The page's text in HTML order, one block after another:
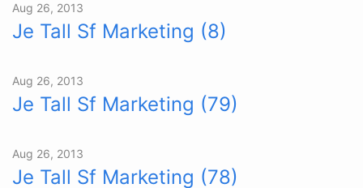
Aug 26, 2013
Je Tall Sf Marketing (8)
Aug 26, 2013
Je Tall Sf Marketing (79)
Aug 26, 2013
Je Tall Sf Marketing (78)